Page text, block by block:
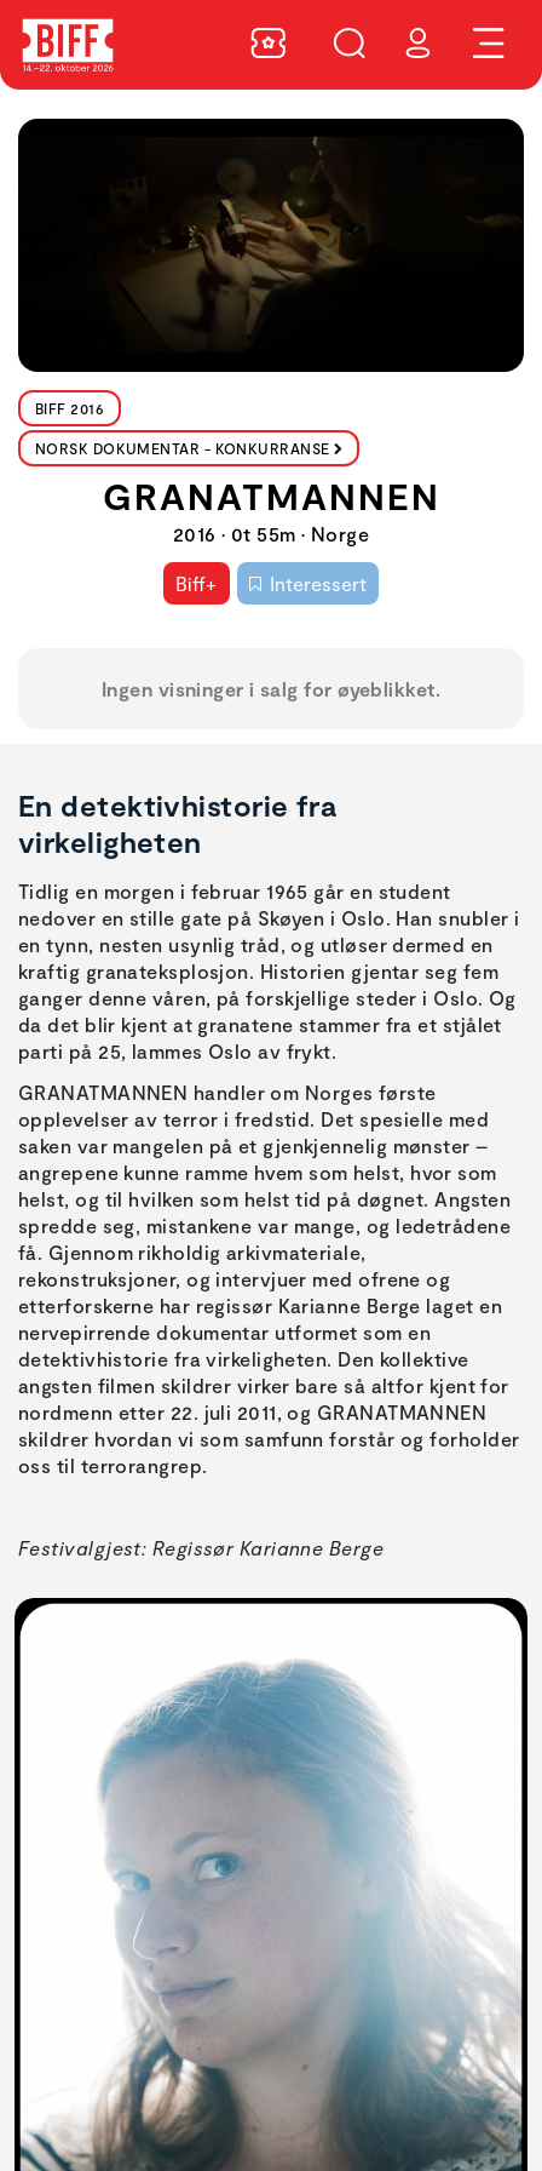
BIFF 2016
NORSK DOKUMENTAR - KONKURRANSE
GRANATMANNEN
2016 • 0t 55m • Norge
Biff+ Interessert
Ingen visninger i salg for øyeblikket.
En detektivhistorie fra
virkeligheten
Tidlig en morgen i februar 1965 går en student
nedover en stille gate på Skøyen i Oslo. Han snubler i
en tynn, nesten usynlig tråd, og utløser dermed en
kraftig granateksplosjon. Historien gjentar seg fem
ganger denne våren, på forskjellige steder i Oslo. Og
da det blir kjent at granatene stammer fra et stjålet
parti på 25, lammes Oslo av frykt.
GRANATMANNEN handler om Norges første
opplevelser av terror i fredstid. Det spesielle med
saken var mangelen på et gjenkjennelig mønster –
angrepene kunne ramme hvem som helst, hvor som
helst, og til hvilken som helst tid på døgnet. Angsten
spredde seg, mistankene var mange, og ledetrådene
få. Gjennom rikholdig arkivmateriale,
rekonstruksjoner, og intervjuer med ofrene og
etterforskerne har regissør Karianne Berge laget en
nervepirrende dokumentar utformet som en
detektivhistorie fra virkeligheten. Den kollektive
angsten filmen skildrer virker bare så altfor kjent for
nordmenn etter 22. juli 2011, og GRANATMANNEN
skildrer hvordan vi som samfunn forstår og forholder
oss til terrorangrep.
Festivalgjest: Regissør Karianne Berge